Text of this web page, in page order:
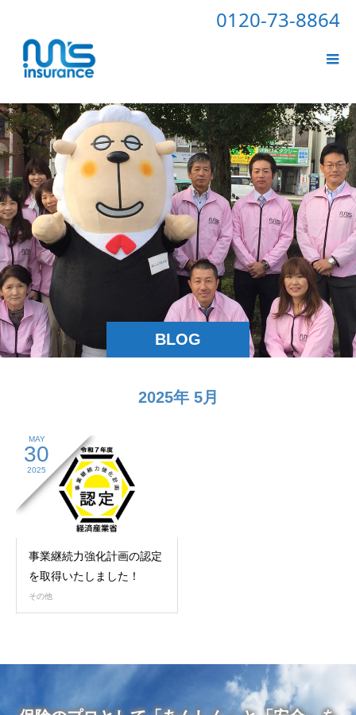
0120-73-8864
BLOG
2025年 5月
MAY
30
2025
事業継続力強化計画の認定
を取得いたしました！
その他